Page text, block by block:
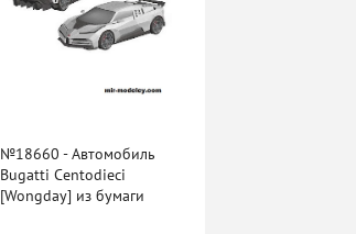
№18660 - Автомобиль
Bugatti Centodieci
[Wongday] из бумаги